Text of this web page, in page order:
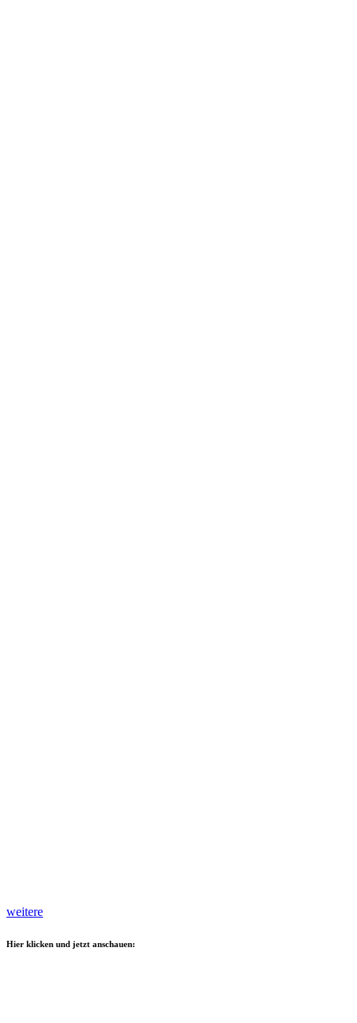
weitere
Hier klicken und jetzt anschauen: